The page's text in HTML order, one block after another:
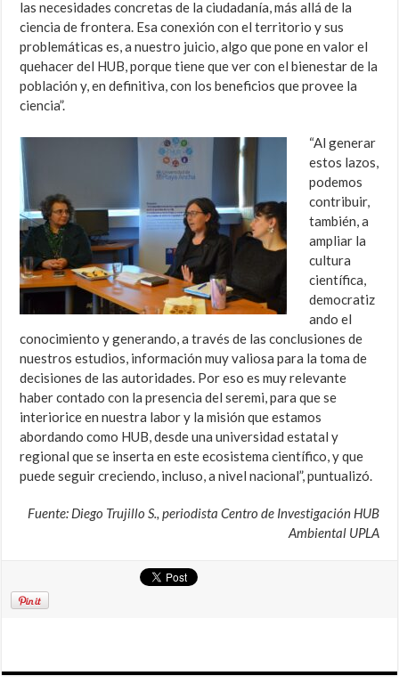
las necesidades concretas de la ciudadanía, más allá de la
ciencia de frontera. Esa conexión con el territorio y sus
problemáticas es, a nuestro juicio, algo que pone en valor el
quehacer del HUB, porque tiene que ver con el bienestar de la
población y, en definitiva, con los beneficios que provee la
ciencia”.
“Al generar
estos lazos,
podemos
contribuir,
también, a
ampliar la
cultura
científica,
democratiz
ando el
conocimiento y generando, a través de las conclusiones de
nuestros estudios, información muy valiosa para la toma de
decisiones de las autoridades. Por eso es muy relevante
haber contado con la presencia del seremi, para que se
interiorice en nuestra labor y la misión que estamos
abordando como HUB, desde una universidad estatal y
regional que se inserta en este ecosistema científico, y que
puede seguir creciendo, incluso, a nivel nacional”, puntualizó.
Fuente: Diego Trujillo S., periodista Centro de Investigación HUB
Ambiental UPLA